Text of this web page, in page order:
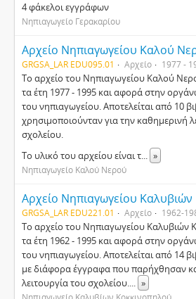
4 φάκελοι εγγράφων
Νηπιαγωγείο Γερακαρίου
Αρχείο Νηπιαγωγείου Καλού
GRGSA_LAR EDU095.01 Αρχείο 1977 -
Το αρχείο του Νηπιαγωγείου Καλού
τα έτη 1977 - 1995 και αφορά στην
του νηπιαγωγείου. Αποτελείται από 10
χρησιμοποιούνταν για την καθημερινή
σχολείου.
Το υλικό του αρχείου είναι τ... »
Νηπιαγωγείο Καλού Νερού
Αρχείο Νηπιαγωγείου
GRGSA_LAR EDU221.01 Αρχείο 1962-
Το αρχείο του Νηπιαγωγείου Καλυβιών
τα έτη 1962 - 1995 και αφορά στην
του νηπιαγωγείου. Αποτελείται από 14
με διάφορα έγγραφα που παρήχθησαν
λειτουργία του σχολείου.... »